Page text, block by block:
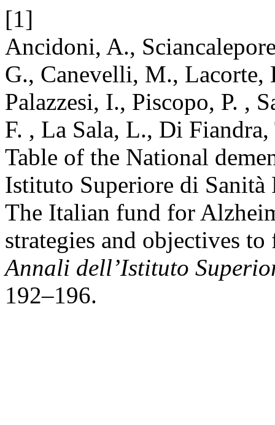
[1]
Ancidoni, A.,
G., Canevelli, M., Lacorte,
Palazzesi, I., Piscopo, P. ,
F. , La Sala, L., Di Fiandra,
Table of the National
Istituto Superiore di
The Italian fund for
strategies and objectives
Annali dell’Istituto
192–196.